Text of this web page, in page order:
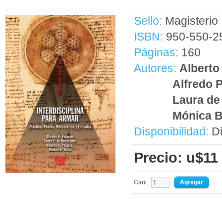
Sello: Magisterio
ISBN: 950-550-
Páginas: 160
Autores: Alberto
Alfredo
Laura
Mónica
Disponibilidad:
Precio: u$11
Cant.: